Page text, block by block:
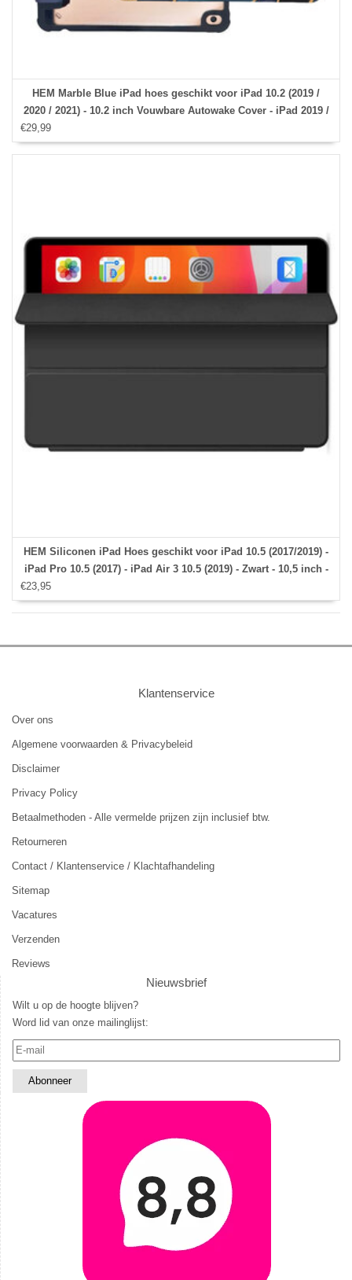
HEM Marble Blue iPad hoes geschikt voor iPad 10.2 (2019 /
2020 / 2021) - 10.2 inch Vouwbare Autowake Cover - iPad 2019 /
2020 / 2021 hoes - iPad 7 / 8 / 9 Hoes - 7e / 8e / 9e generatie
hoes - Met Stylus opbergmogelijkheid
€29,99
HEM Siliconen iPad Hoes geschikt voor iPad 10.5 (2017/2019) -
iPad Pro 10.5 (2017) - iPad Air 3 10.5 (2019) - Zwart - 10,5 inch -
€23,95
Klantenservice
Over ons
Algemene voorwaarden & Privacybeleid
Disclaimer
Privacy Policy
Betaalmethoden - Alle vermelde prijzen zijn inclusief btw.
Retourneren
Contact / Klantenservice / Klachtafhandeling
Sitemap
Vacatures
Verzenden
Reviews
Nieuwsbrief
Wilt u op de hoogte blijven?
Word lid van onze mailinglijst: